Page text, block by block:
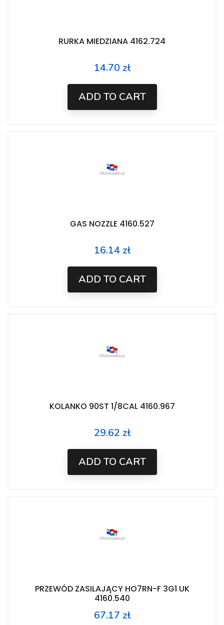
RURKA MIEDZIANA 4162.724
Price
14.70 zł
ADD TO CART
GAS NOZZLE 4160.527
Price
16.14 zł
ADD TO CART
KOLANKO 90ST 1/8CAL 4160.967
Price
29.62 zł
ADD TO CART
PRZEWÓD ZASILAJĄCY HO7RN-F 3G1 UK
4160.540
Price
67.17 zł